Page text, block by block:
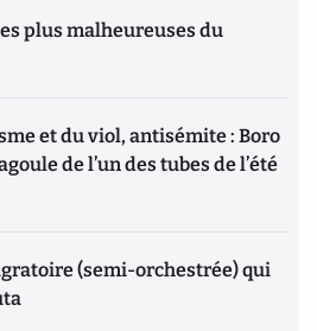
plus malheureuses du
et du viol, antisémite : Boro
de l’un des tubes de l’été
(semi-orchestrée) qui